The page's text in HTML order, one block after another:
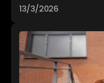
13/3/2026